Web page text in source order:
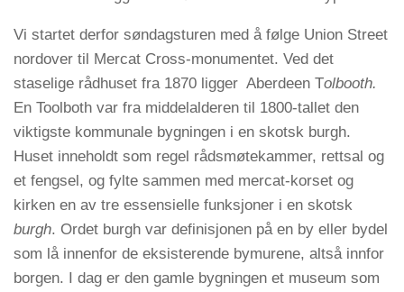
Vi startet derfor søndagsturen med å følge Union Street
nordover til Mercat Cross-monumentet. Ved det
staselige rådhuset fra 1870 ligger Aberdeen Tolbooth.
En Toolboth var fra middelalderen til 1800-tallet den
viktigste kommunale bygningen i en skotsk burgh.
Huset inneholdt som regel rådsmøtekammer, rettsal og
et fengsel, og fylte sammen med mercat-korset og
kirken en av tre essensielle funksjoner i en skotsk
burgh. Ordet burgh var definisjonen på en by eller bydel
som lå innenfor de eksisterende bymurene, altså innfor
borgen. I dag er den gamle bygningen et museum som